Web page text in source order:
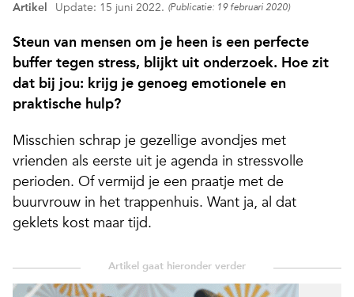
Artikel Update: 15 juni 2022. (Publicatie: 19 februari 2020)
Steun van mensen om je heen is een perfecte
buffer tegen stress, blijkt uit onderzoek. Hoe zit
dat bij jou: krijg je genoeg emotionele en
praktische hulp?
Misschien schrap je gezellige avondjes met
vrienden als eerste uit je agenda in stressvolle
perioden. Of vermijd je een praatje met de
buurvrouw in het trappenhuis. Want ja, al dat
geklets kost maar tijd.